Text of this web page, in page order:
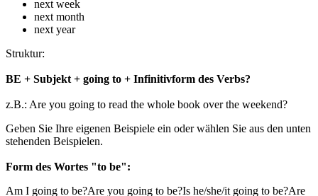
next week
next month
next year
Struktur:
BE + Subjekt + going to + Infinitivform des Verbs?
z.B.: Are you going to read the whole book over the weekend?
Geben Sie Ihre eigenen Beispiele ein oder wählen Sie aus den unten
stehenden Beispielen.
Form des Wortes "to be":
Am I going to be?Are you going to be?Is he/she/it going to be?Are